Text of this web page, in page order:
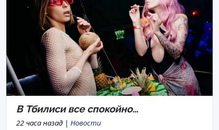
В Тбилиси все спокойно…
22 часа назад | Новости